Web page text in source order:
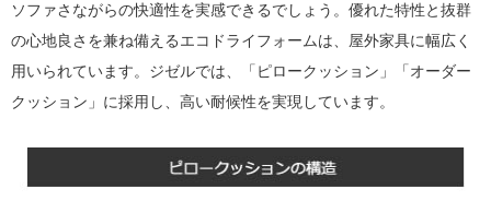
ソファさながらの快適性を実感できるでしょう。優れた特性と抜群
の心地良さを兼ね備えるエコドライフォームは、屋外家具に幅広く
用いられています。ジゼルでは、「ピロークッション」「オーダー
クッション」に採用し、高い耐候性を実現しています。